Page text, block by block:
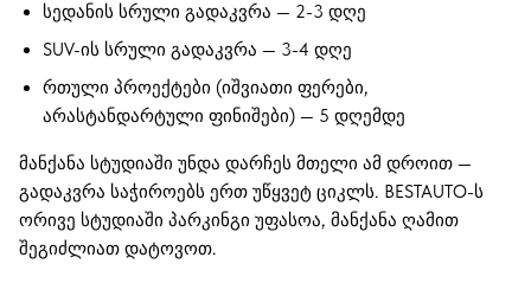
სედანის სრული გადაკვრა — 2-3 დღე
SUV-ის სრული გადაკვრა — 3-4 დღე
რთული პროექტები (იშვიათი ფერები,
არასტანდარტული ფინიშები) — 5 დღემდე
მანქანა სტუდიაში უნდა დარჩეს მთელი ამ დროით —
გადაკვრა საჭიროებს ერთ უწყვეტ ციკლს. BESTAUTO-ს
ორივე სტუდიაში პარკინგი უფასოა, მანქანა ღამით
შეგიძლიათ დატოვოთ.